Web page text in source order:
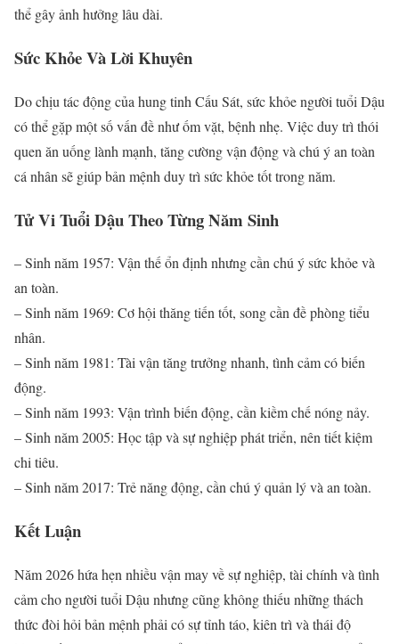
thể gây ảnh hưởng lâu dài.
Sức Khỏe Và Lời Khuyên
Do chịu tác động của hung tinh Cấu Sát, sức khỏe người tuổi Dậu
có thể gặp một số vấn đề như ốm vặt, bệnh nhẹ. Việc duy trì thói
quen ăn uống lành mạnh, tăng cường vận động và chú ý an toàn
cá nhân sẽ giúp bản mệnh duy trì sức khỏe tốt trong năm.
Tử Vi Tuổi Dậu Theo Từng Năm Sinh
– Sinh năm 1957: Vận thế ổn định nhưng cần chú ý sức khỏe và
an toàn.
– Sinh năm 1969: Cơ hội thăng tiến tốt, song cần đề phòng tiểu
nhân.
– Sinh năm 1981: Tài vận tăng trưởng nhanh, tình cảm có biến
động.
– Sinh năm 1993: Vận trình biến động, cần kiềm chế nóng nảy.
– Sinh năm 2005: Học tập và sự nghiệp phát triển, nên tiết kiệm
chi tiêu.
– Sinh năm 2017: Trẻ năng động, cần chú ý quản lý và an toàn.
Kết Luận
Năm 2026 hứa hẹn nhiều vận may về sự nghiệp, tài chính và tình
cảm cho người tuổi Dậu nhưng cũng không thiếu những thách
thức đòi hỏi bản mệnh phải có sự tỉnh táo, kiên trì và thái độ